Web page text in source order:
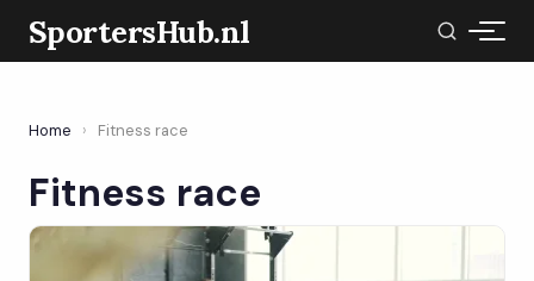
SportersHub.nl
Home › Fitness race
Fitness race